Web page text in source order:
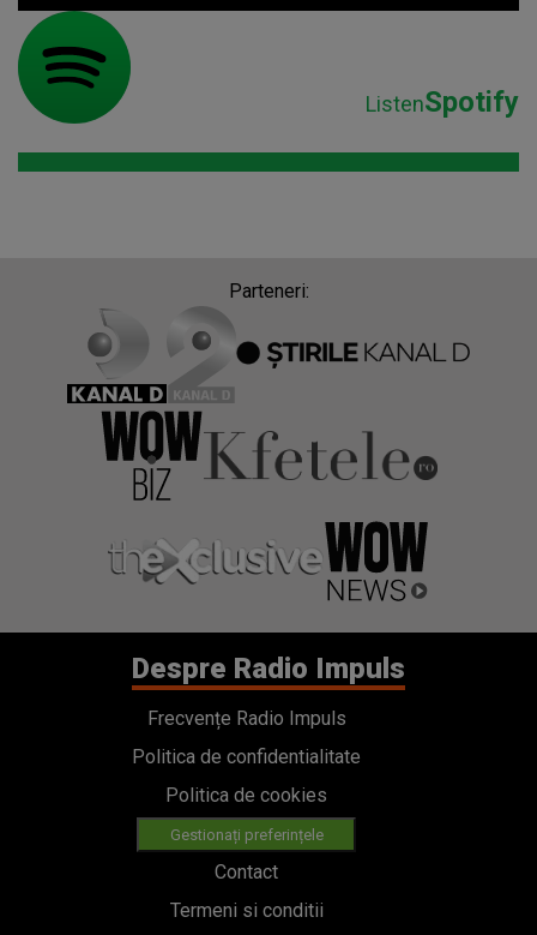
ListenSpotify
Parteneri:
Despre Radio Impuls
Frecvențe Radio Impuls
Politica de confidentialitate
Politica de cookies
Gestionați preferințele
Contact
Termeni si conditii